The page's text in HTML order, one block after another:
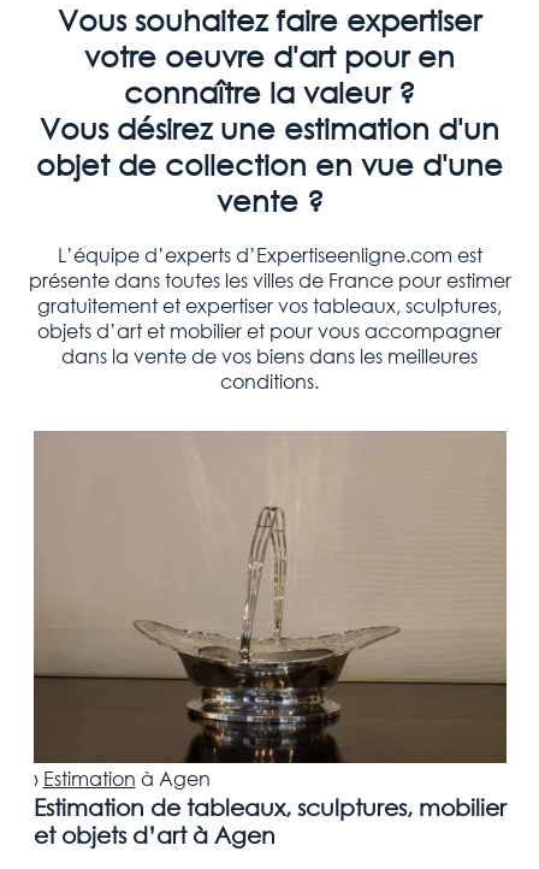
Vous souhaitez faire expertiser
votre oeuvre d'art pour en
connaître la valeur ?
Vous désirez une estimation d'un
objet de collection en vue d'une
vente ?
L’équipe d’experts d’Expertiseenligne.com est
présente dans toutes les villes de France pour estimer
gratuitement et expertiser vos tableaux, sculptures,
objets d’art et mobilier et pour vous accompagner
dans la vente de vos biens dans les meilleures
conditions.
› Estimation à Agen
Estimation de tableaux, sculptures, mobilier
et objets d’art à Agen